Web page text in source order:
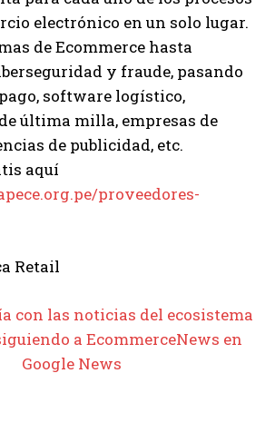
electrónico en un solo lugar.
de Ecommerce hasta
y fraude, pasando
software logístico,
última milla, empresas de
de publicidad, etc.
aquí
proveedores-
Retail
con las noticias del ecosistema
a EcommerceNews en
Google News